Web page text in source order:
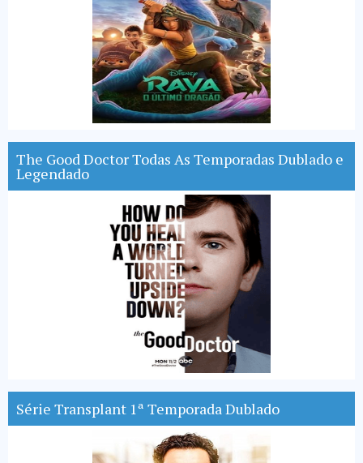
The Good Doctor Todas As Temporadas Dublado e
Legendado
Série Transplant 1ª Temporada Dublado